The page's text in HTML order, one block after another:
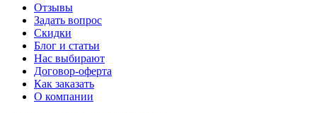
Отзывы
Задать вопрос
Скидки
Блог и статьи
Нас выбирают
Договор-оферта
Как заказать
О компании